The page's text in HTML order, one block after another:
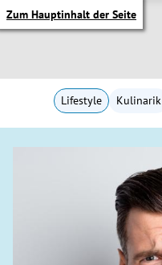
Zum Hauptinhalt der Seite
Lifestyle Kulinarik